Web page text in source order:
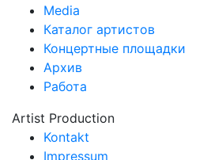
Media
Каталог артистов
Концертные площадки
Архив
Работа
Artist Production
Kontakt
Impressum